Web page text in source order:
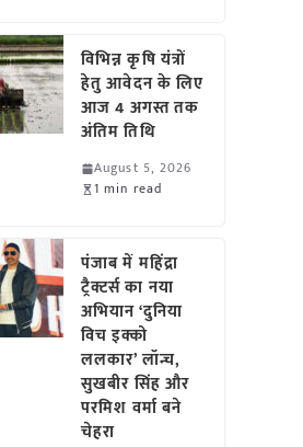
विभिन्न कृषि यंत्रों
हेतु आवेदन के लिए
आज 4 अगस्त तक
अंतिम तिथि
August 5, 2026
1 min read
पंजाब में महिंद्रा
ट्रैक्टर्स का नया
अभियान ‘दुनिया
विच इक्को
ललकार’ लॉन्च,
सुखबीर सिंह और
परमिश वर्मा बने
चेहरा